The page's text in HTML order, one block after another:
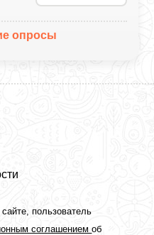
опросы
пользователь
соглашениемоб